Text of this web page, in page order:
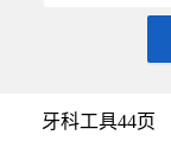
牙科工具44页